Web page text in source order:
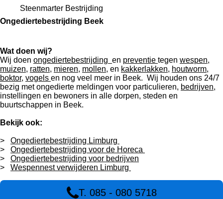
Steenmarter Bestrijding
Ongediertebestrijding Beek
Wat doen wij?
Wij doen ongediertebestrijding en preventie tegen wespen,
muizen, ratten, mieren, mollen, en kakkerlakken, houtworm,
boktor, vogels en nog veel meer in Beek. Wij houden ons 24/7
bezig met ongedierte meldingen voor particulieren, bedrijven,
instellingen en bewoners in alle dorpen, steden en
buurtschappen in Beek.
Bekijk ook:
> Ongediertebestrijding Limburg
> Ongediertebestrijding voor de Horeca
> Ongediertebestrijding voor bedrijven
> Wespennest verwijderen Limburg
T. 085 - 080 5718